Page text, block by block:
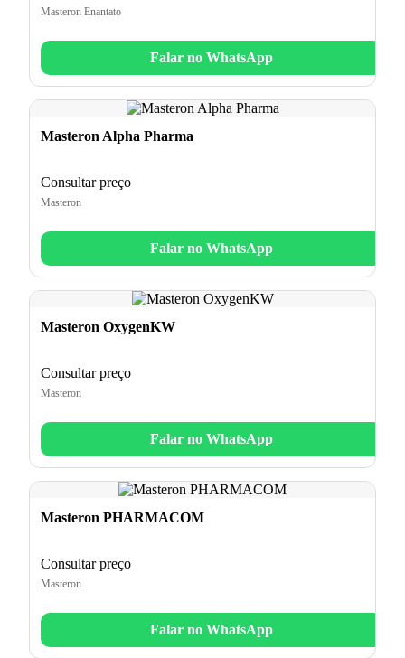
Masteron Enantato
Falar no WhatsApp
Masteron Alpha Pharma
Consultar preço
Masteron
Falar no WhatsApp
Masteron OxygenKW
Consultar preço
Masteron
Falar no WhatsApp
Masteron PHARMACOM
Consultar preço
Masteron
Falar no WhatsApp